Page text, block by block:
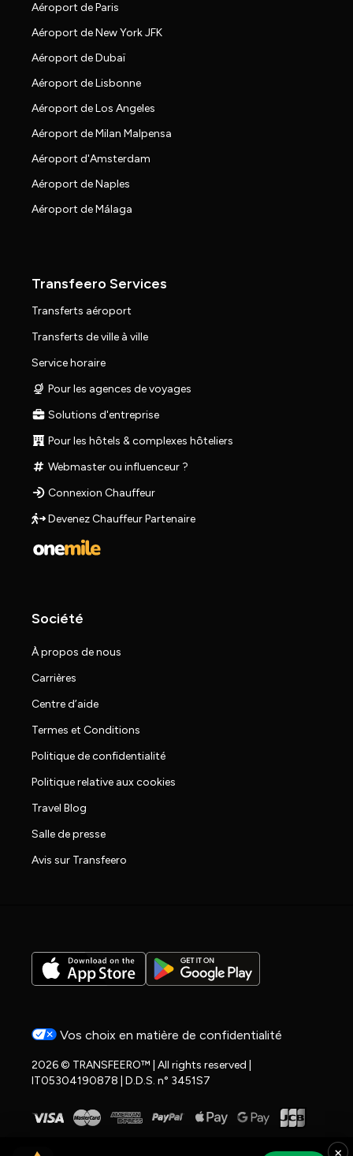
Aéroport de Paris
Aéroport de New York JFK
Aéroport de Dubaï
Aéroport de Lisbonne
Aéroport de Los Angeles
Aéroport de Milan Malpensa
Aéroport d'Amsterdam
Aéroport de Naples
Aéroport de Málaga
Transfeero Services
Transferts aéroport
Transferts de ville à ville
Service horaire
Pour les agences de voyages
Solutions d'entreprise
Pour les hôtels & complexes hôteliers
Webmaster ou influenceur ?
Connexion Chauffeur
Devenez Chauffeur Partenaire
Société
À propos de nous
Carrières
Centre d’aide
Termes et Conditions
Politique de confidentialité
Politique relative aux cookies
Travel Blog
Salle de presse
Avis sur Transfeero
Vos choix en matière de confidentialité
2026 © TRANSFEERO™ | All rights reserved |
IT05304190878 | D.D.S. n° 3451S7
×